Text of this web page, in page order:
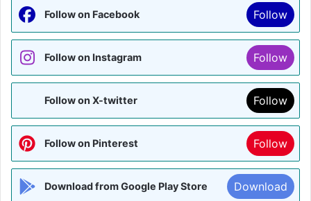
Follow on Facebook Follow
Follow on Instagram Follow
Follow on X-twitter Follow
Follow on Pinterest Follow
Download from Google Play Store Download